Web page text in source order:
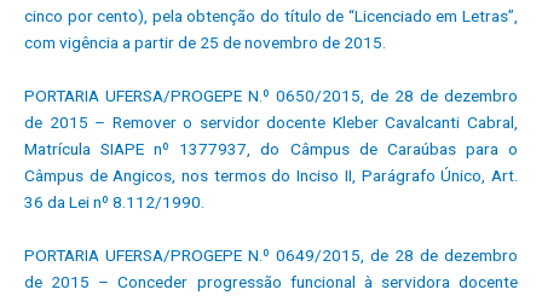
cinco por cento), pela obtenção do título de “Licenciado em Letras”,
com vigência a partir de 25 de novembro de 2015.
PORTARIA UFERSA/PROGEPE N.º 0650/2015, de 28 de dezembro
de 2015 – Remover o servidor docente Kleber Cavalcanti Cabral,
Matrícula SIAPE nº 1377937, do Câmpus de Caraúbas para o
Câmpus de Angicos, nos termos do Inciso II, Parágrafo Único, Art.
36 da Lei nº 8.112/1990.
PORTARIA UFERSA/PROGEPE N.º 0649/2015, de 28 de dezembro
de 2015 – Conceder progressão funcional à servidora docente